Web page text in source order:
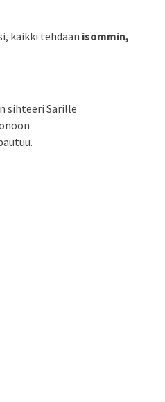
kaikki tehdään isommin,
sihteeri Sarille